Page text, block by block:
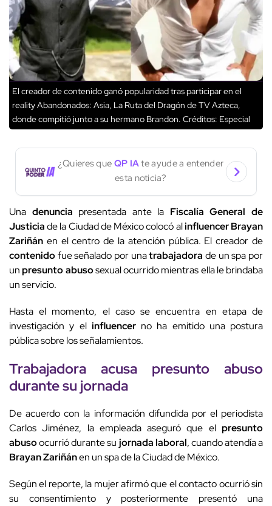
El creador de contenido ganó popularidad tras participar en el
reality Abandonados: Asia, La Ruta del Dragón de TV Azteca,
donde compitió junto a su hermano Brandon. Créditos: Especial
¿Quieres que QP IAte ayude a entender
esta noticia?
Una denuncia presentada ante la Fiscalía General de
Justiciade la Ciudad de México colocó alinfluencer Brayan
Zariñán en el centro de la atención pública. El creador de
contenidofue señalado por unatrabajadora de un spa por
unpresunto abusosexual ocurrido mientras ella le brindaba
un servicio.
Hasta el momento, el caso se encuentra en etapa de
investigación y el influencerno ha emitido una postura
pública sobre los señalamientos.
Trabajadora acusa presunto abuso
durante su jornada
De acuerdo con la información difundida por el periodista
Carlos Jiménez, la empleada aseguró que el presunto
abusoocurrió durante su jornada laboral, cuando atendía a
Brayan Zariñánen un spa de la Ciudad de México.
Según el reporte, la mujer afirmó que el contacto ocurrió sin
su consentimiento y posteriormente presentó una